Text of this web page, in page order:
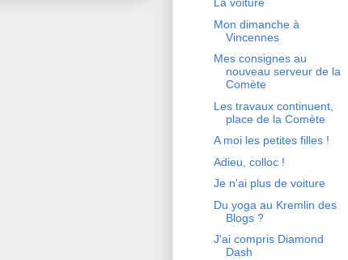
Mon dimanche à
Vincennes
Mes consignes au
nouveau serveur de la
Comète
Les travaux continuent,
place de la Comète
A moi les petites filles !
Adieu, colloc !
Je n'ai plus de voiture
Du yoga au Kremlin des
Blogs ?
J'ai compris Diamond
Dash